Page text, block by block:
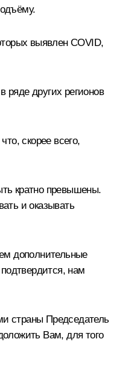
выявлен COVID,
других регионов
скорее всего,
кратно превышены.
и оказывать
дополнительные
нам
страны Председатель
Вам, для того